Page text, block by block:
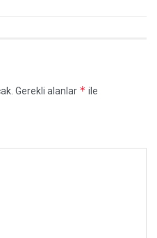
Gerekli alanlar * ile